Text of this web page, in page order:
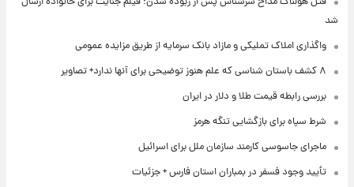
شد
واگذاری املاک تملیکی و مازاد بانک سرمایه از طریق مزایده عمومی
۸ کشف باستان شناسی که علم هنوز توضیحی برای آنها ندارد+ تصاویر
بررسی رابطه قیمت طلا و دلار در ایران
شرط سپاه برای بازگشایی تنگه هرمز
ماجرای جاسوسی کارمند سازمان ملل برای اسرائیل
تأیید وجود فسفر در بمباران استان فارس + جزئیات